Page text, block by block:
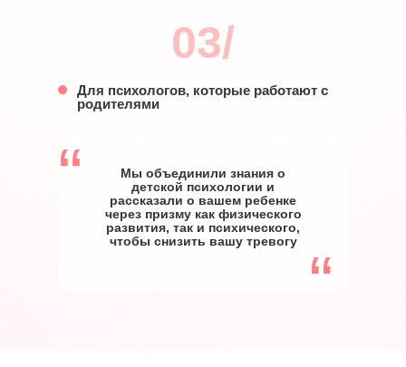
Для психологов, которые работают с
родителями
03/
Мы объединили знания о
детской психологии и
рассказали о вашем ребенке
через призму как физического
развития, так и психического,
чтобы снизить вашу тревогу
“
“